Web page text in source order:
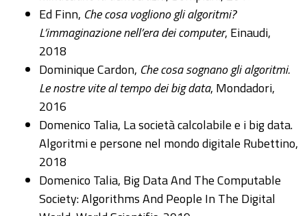
Ed Finn, Che cosa vogliono gli algoritmi?
L’immaginazione nell’era dei computer, Einaudi,
2018
Dominique Cardon, Che cosa sognano gli algoritmi.
Le nostre vite al tempo dei big data, Mondadori,
2016
Domenico Talia, La società calcolabile e i big data.
Algoritmi e persone nel mondo digitale Rubettino,
2018
Domenico Talia, Big Data And The Computable
Society: Algorithms And People In The Digital